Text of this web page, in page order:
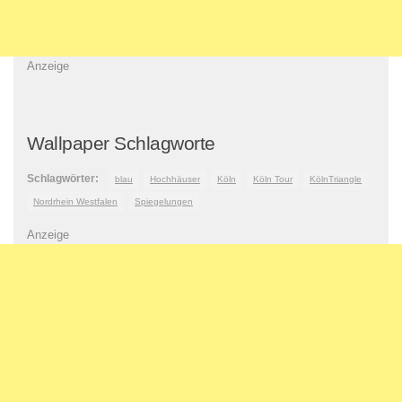
Anzeige
Wallpaper Schlagworte
Schlagwörter: blau Hochhäuser Köln Köln Tour KölnTriangle
Nordrhein Westfalen Spiegelungen
Anzeige